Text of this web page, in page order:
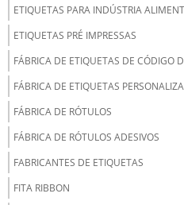
ETIQUETAS PARA INDÚSTRIA
ETIQUETAS PRÉ IMPRESSAS
FÁBRICA DE ETIQUETAS DE CÓDIGO
FÁBRICA DE ETIQUETAS
FÁBRICA DE RÓTULOS
FÁBRICA DE RÓTULOS ADESIVOS
FABRICANTES DE ETIQUETAS
FITA RIBBON